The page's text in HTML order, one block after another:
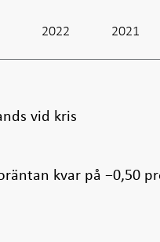
2022 2021
vid kris
kvar på −0,50